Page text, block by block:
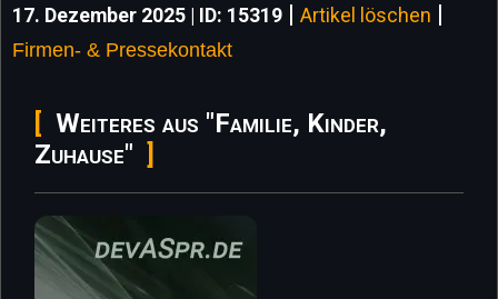
17. Dezember 2025 | ID: 15319 Artikel löschen
Firmen- & Pressekontakt
Weiteres aus "Familie, Kinder,
Zuhause"